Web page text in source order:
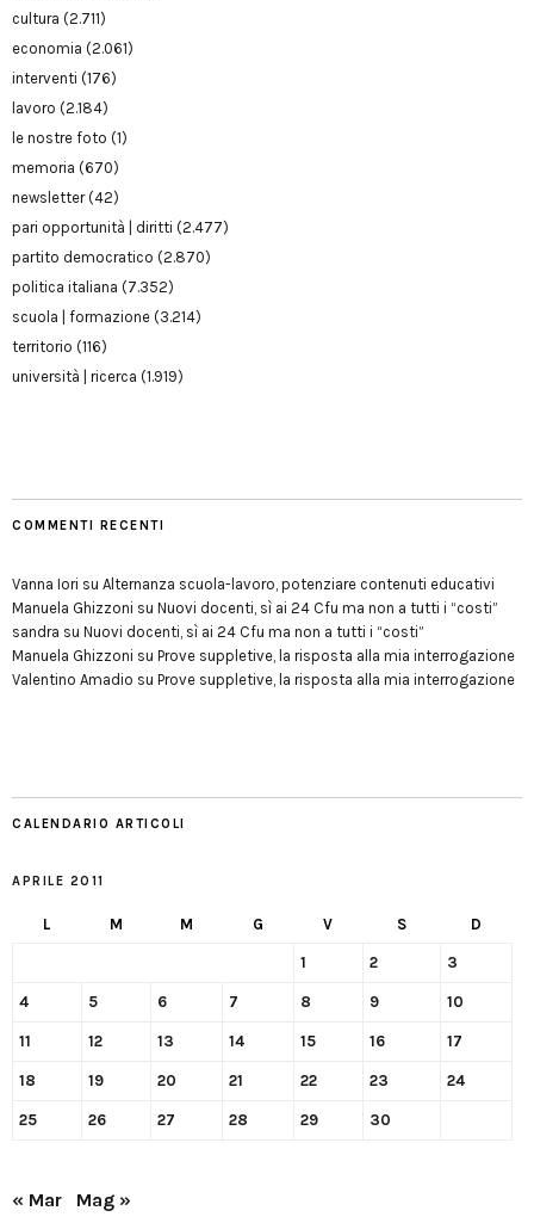
cultura (2.711)
economia (2.061)
interventi (176)
lavoro (2.184)
le nostre foto (1)
memoria (670)
newsletter(42)
pari opportunità | diritti (2.477)
partito democratico (2.870)
politica italiana (7.352)
scuola | formazione (3.214)
territorio (116)
università | ricerca (1.919)
COMMENTI RECENTI
Vanna Iori su Alternanza scuola-lavoro, potenziare contenuti educativi
Manuela Ghizzoni su Nuovi docenti, sì ai 24 Cfu ma non a tutti i “costi”
sandra su Nuovi docenti, sì ai 24 Cfu ma non a tutti i “costi”
Manuela Ghizzoni su Prove suppletive, la risposta alla mia interrogazione
Valentino Amadio su Prove suppletive, la risposta alla mia interrogazione
CALENDARIO ARTICOLI
APRILE 2011
L M M G V S D
1 2 3
4 5 6 7 8 9 10
11 12 13 14 15 16 17
18 19 20 21 22 23 24
25 26 27 28 29 30
« Mar Mag »